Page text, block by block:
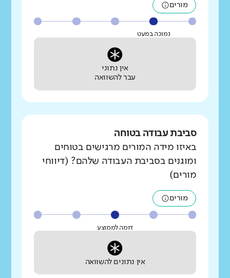
מורים
נמוכה במעט
אין נתוני
עבר להשוואה
סביבת עבודה בטוחה
באיזו מידה המורים מרגישים בטוחים
ומוגנים בסביבת העבודה שלהם? (דיווחי
מורים)
מורים
דומה לממוצע
אין נתונים להשוואה